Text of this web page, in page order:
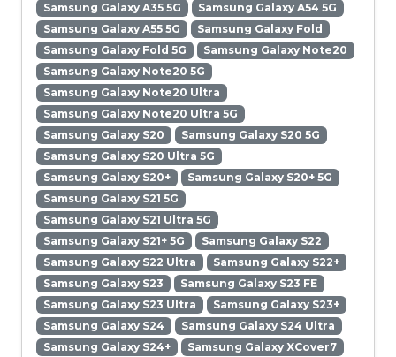
Samsung Galaxy A35 5G
Samsung Galaxy A54 5G
Samsung Galaxy A55 5G
Samsung Galaxy Fold
Samsung Galaxy Fold 5G
Samsung Galaxy Note20
Samsung Galaxy Note20 5G
Samsung Galaxy Note20 Ultra
Samsung Galaxy Note20 Ultra 5G
Samsung Galaxy S20
Samsung Galaxy S20 5G
Samsung Galaxy S20 Ultra 5G
Samsung Galaxy S20+
Samsung Galaxy S20+ 5G
Samsung Galaxy S21 5G
Samsung Galaxy S21 Ultra 5G
Samsung Galaxy S21+ 5G
Samsung Galaxy S22
Samsung Galaxy S22 Ultra
Samsung Galaxy S22+
Samsung Galaxy S23
Samsung Galaxy S23 FE
Samsung Galaxy S23 Ultra
Samsung Galaxy S23+
Samsung Galaxy S24
Samsung Galaxy S24 Ultra
Samsung Galaxy S24+
Samsung Galaxy XCover7